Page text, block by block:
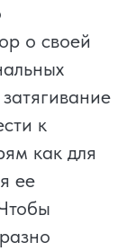
о своей
к
как для
ее